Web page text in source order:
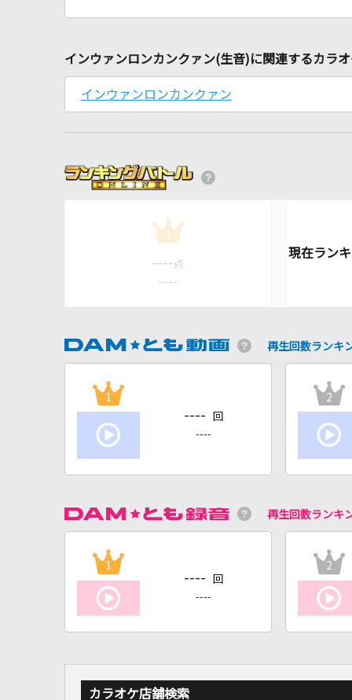
インウァンロンカンクァン(生音)に関連するカラ
インウァンロンカンクァン
1
---- 点
----
再生回数ランキ
1
---- 回
----
2
再生回数ランキ
1
---- 回
----
2
カラオケ店舗検索